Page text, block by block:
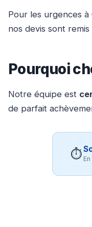
Pour les urgences
nos devis sont
Pourquoi
Notre équipe est
de parfait
⏱